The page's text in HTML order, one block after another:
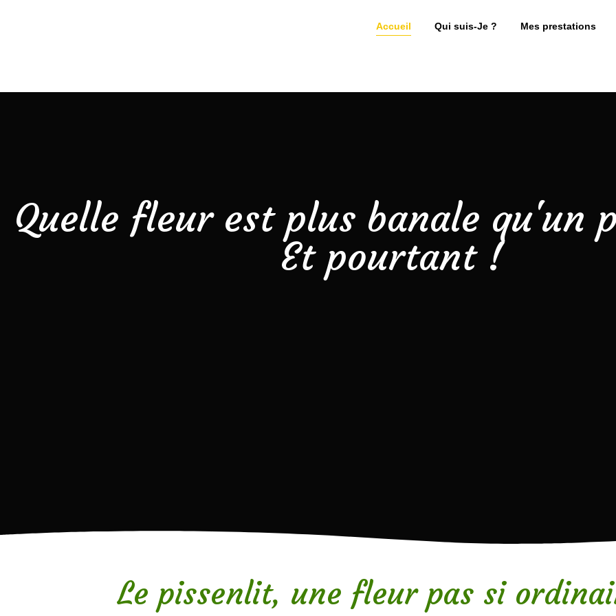
Accueil Qui suis-Je ? Mes prestations
Quelle fleur est plus banale qu'un
Et pourtant !
Le pissenlit, une fleur pas si